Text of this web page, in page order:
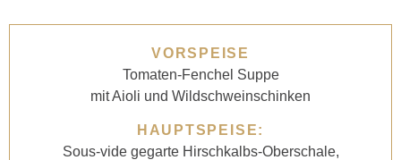
VORSPEISE
Tomaten-Fenchel Suppe
mit Aioli und Wildschweinschinken
HAUPTSPEISE:
Sous-vide gegarte Hirschkalbs-Oberschale,